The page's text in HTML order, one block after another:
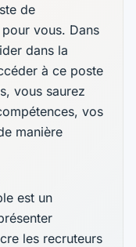
de
vous. Dans
dans la
à ce poste
vous saurez
vos
manière
est un
les recruteurs